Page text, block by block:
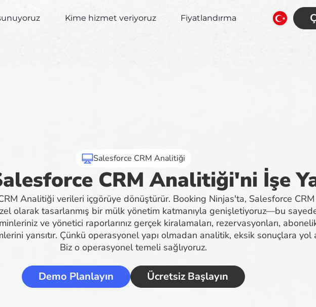
Kime hizmet veriyoruz Fiyatlandırma
Salesforce CRM Analitiği
CRM Analitiği'ni İşe
Analitiği verileri içgörüye dönüştürür. Booking Ninjas'ta, Salesforce CRM
olarak tasarlanmış bir mülk yönetim katmanıyla genişletiyoruz—bu
ve yönetici raporlarınız gerçek kiralamaları, rezervasyonları,
yansıtır. Çünkü operasyonel yapı olmadan analitik, eksik sonuçlara yol
Biz o operasyonel temeli sağlıyoruz.
Demo Planlayın Ücretsiz Başlayın